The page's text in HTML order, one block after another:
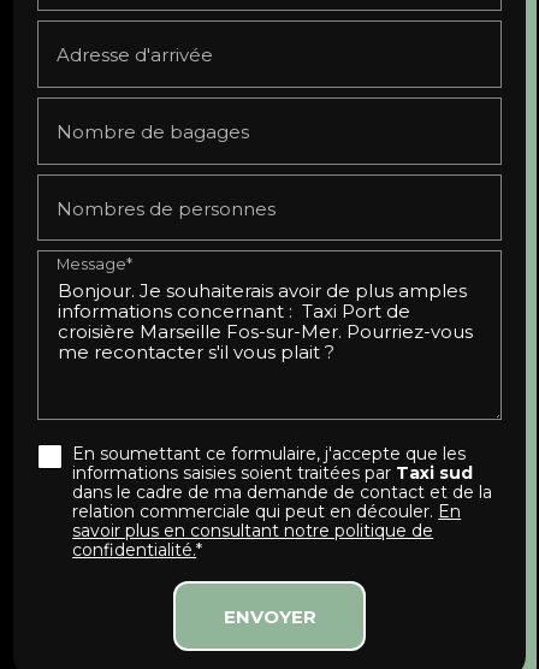
Adresse d'arrivée
Nombre de bagages
Nombres de personnes
Message*
En soumettant ce formulaire, j'accepte que les
informations saisies soient traitées par Taxi sud
dans le cadre de ma demande de contact et de la
relation commerciale qui peut en découler. En
savoir plus en consultant notre politique de
confidentialité.*